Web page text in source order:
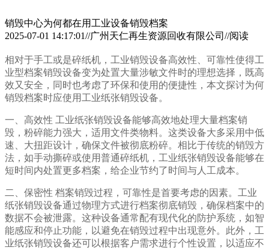
销毁中心为何都在用工业设备销毁档案
2025-07-01 14:17:01//广州天仁再生资源回收有限公司//阅读
相对于手工或是碎纸机，工业销毁设备高效性、可靠性使得工
业型档案销毁设备变为处置大量涉敏文件时的理想选择，既高
效又安全，同时也考虑了环保和使用的便捷性，本文探讨为何
销毁档案时应使用工业纸张销毁设备。
一、高效性 工业纸张销毁设备能够高效地处理大量档案销
毁，粉碎能力强大，适用文件类物料。这类设备大多采用中低
速、大扭距设计，确保文件被彻底粉碎。相比于传统的销毁方
法，如手动撕碎或使用普通碎纸机，工业纸张销毁设备能够在
短时间内处置更多档案，给企业节约了时间与人工成本。
二、保密性 档案销毁过程，可靠性是首要考虑的因素。工业
纸张销毁设备通过物理方式进行档案彻底销毁，确保档案中的
数据不会被泄露。这种设备通常配有现代化的防护系统，如智
能感应和停止功能，以避免在销毁过程中出现意外。此外，工
业纸张销毁设备还可以根据客户需求进行个性设置，以适应不